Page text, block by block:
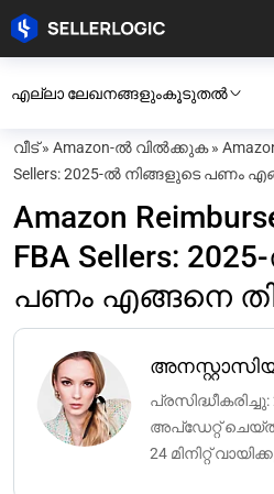
എല്ലാ ലേഖനങ്ങളുംകൂടുതൽ
വീട്» Amazon-ൽ വിൽക്കുക»
Sellers: 2025-ൽ നിങ്ങളുടെ പണം
Amazon
FBA Sellers:
പണം എങ്ങനെ
അപ്‌ഡേറ്റ്
24 മിനിറ്റ്